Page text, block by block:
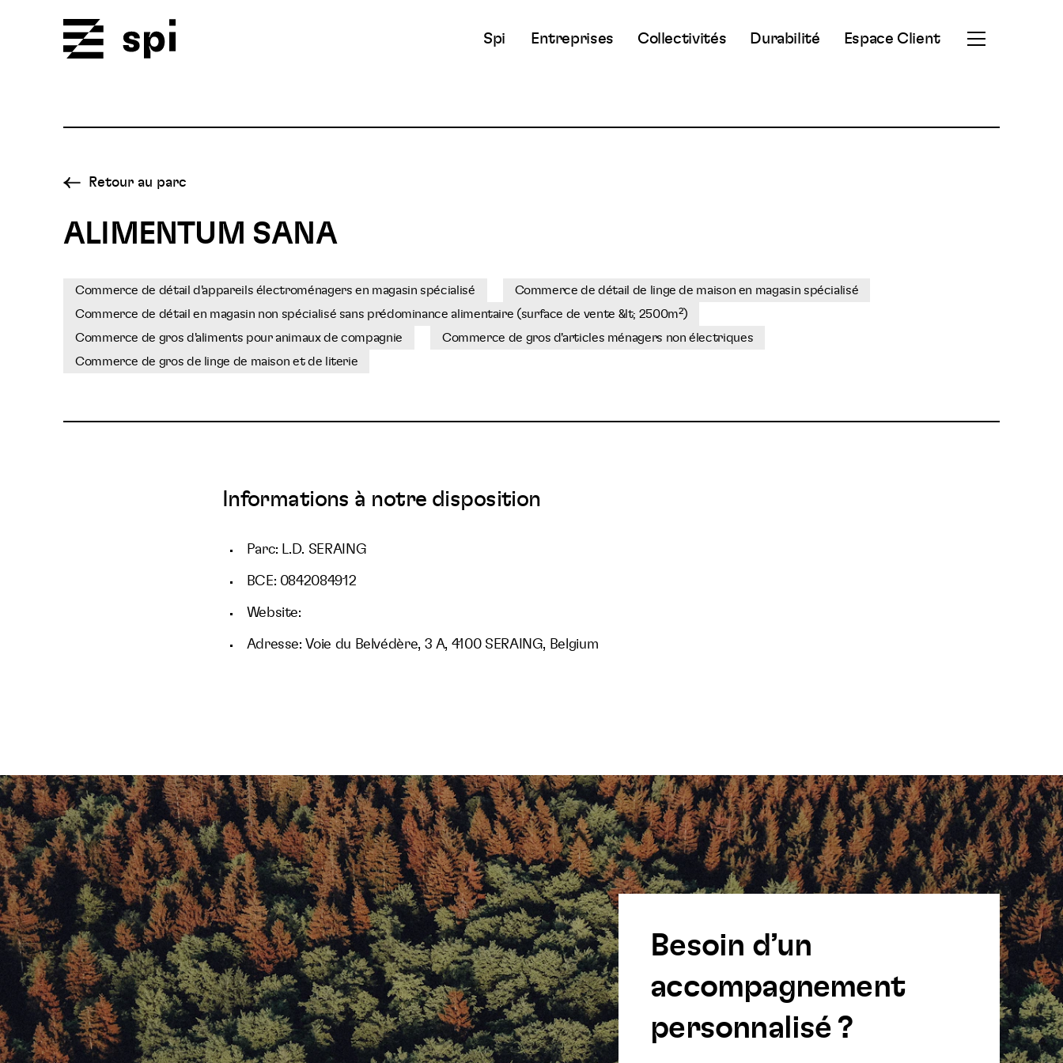
Spi Entreprises Collectivités Durabilité Espace Client
Ouvrir
Retour au parc
ALIMENTUM SANA
Commerce de détail d'appareils électroménagers en magasin spécialisé
Commerce de détail de linge de maison en magasin spécialisé
Commerce de détail en magasin non spécialisé sans prédominance alimentaire (surface de vente &lt; 2500m²)
Commerce de gros d'aliments pour animaux de compagnie
Commerce de gros d'articles ménagers non électriques
Commerce de gros de linge de maison et de literie
Informations à notre disposition
Parc: L.D. SERAING
BCE: 0842084912
Website:
Adresse: Voie du Belvédère, 3 A, 4100 SERAING, Belgium
Besoin d’un
accompagnement
personnalisé ?